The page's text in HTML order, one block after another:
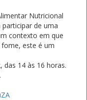
Nutricional
de uma
contexto em que
este é um
das 14 às 16 horas.